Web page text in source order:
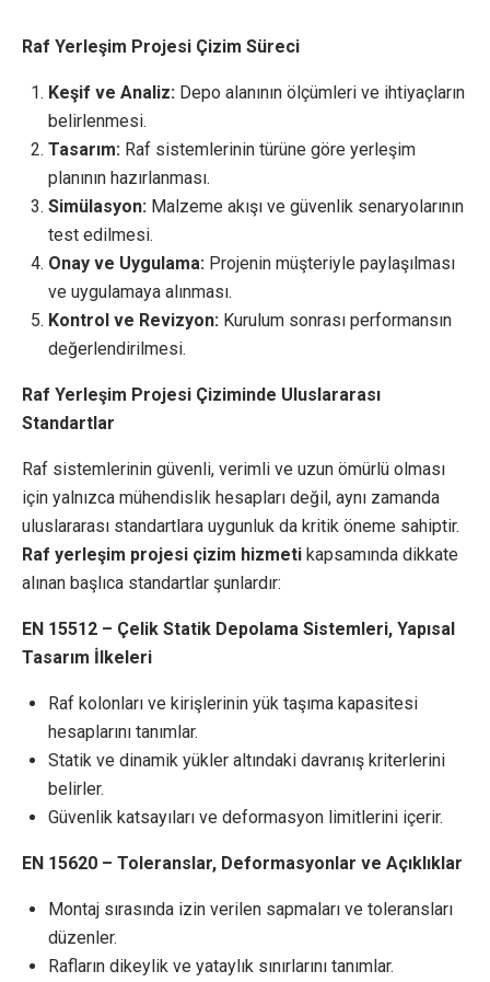
Raf Yerleşim Projesi Çizim Süreci
Keşif ve Analiz: Depo alanının ölçümleri ve ihtiyaçların
belirlenmesi.
Tasarım: Raf sistemlerinin türüne göre yerleşim
planının hazırlanması.
Simülasyon: Malzeme akışı ve güvenlik senaryolarının
test edilmesi.
Onay ve Uygulama: Projenin müşteriyle paylaşılması
ve uygulamaya alınması.
Kontrol ve Revizyon: Kurulum sonrası performansın
değerlendirilmesi.
Raf Yerleşim Projesi Çiziminde Uluslararası
Standartlar
Raf sistemlerinin güvenli, verimli ve uzun ömürlü olması
için yalnızca mühendislik hesapları değil, aynı zamanda
uluslararası standartlara uygunluk da kritik öneme sahiptir.
Raf yerleşim projesi çizim hizmeti kapsamında dikkate
alınan başlıca standartlar şunlardır:
EN 15512 – Çelik Statik Depolama Sistemleri, Yapısal
Tasarım İlkeleri
Raf kolonları ve kirişlerinin yük taşıma kapasitesi
hesaplarını tanımlar.
Statik ve dinamik yükler altındaki davranış kriterlerini
belirler.
Güvenlik katsayıları ve deformasyon limitlerini içerir.
EN 15620 – Toleranslar, Deformasyonlar ve Açıklıklar
Montaj sırasında izin verilen sapmaları ve toleransları
düzenler.
Rafların dikeylik ve yataylık sınırlarını tanımlar.